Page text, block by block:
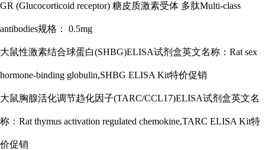
GR (Glucocorticoid receptor) 糖皮质激素受体 多肽Multi-class
antibodies规格： 0.5mg
大鼠性激素结合球蛋白(SHBG)ELISA试剂盒英文名称：Rat sex
hormone-binding globulin,SHBG ELISA Kit特价促销
大鼠胸腺活化调节趋化因子(TARC/CCL17)ELISA试剂盒英文名
称：Rat thymus activation regulated chemokine,TARC ELISA Kit特
价促销